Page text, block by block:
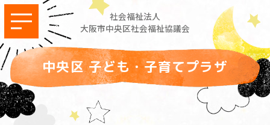
社会福祉法人
大阪市中央区社会福祉協議会
中央区 子ども・子育てプラザ